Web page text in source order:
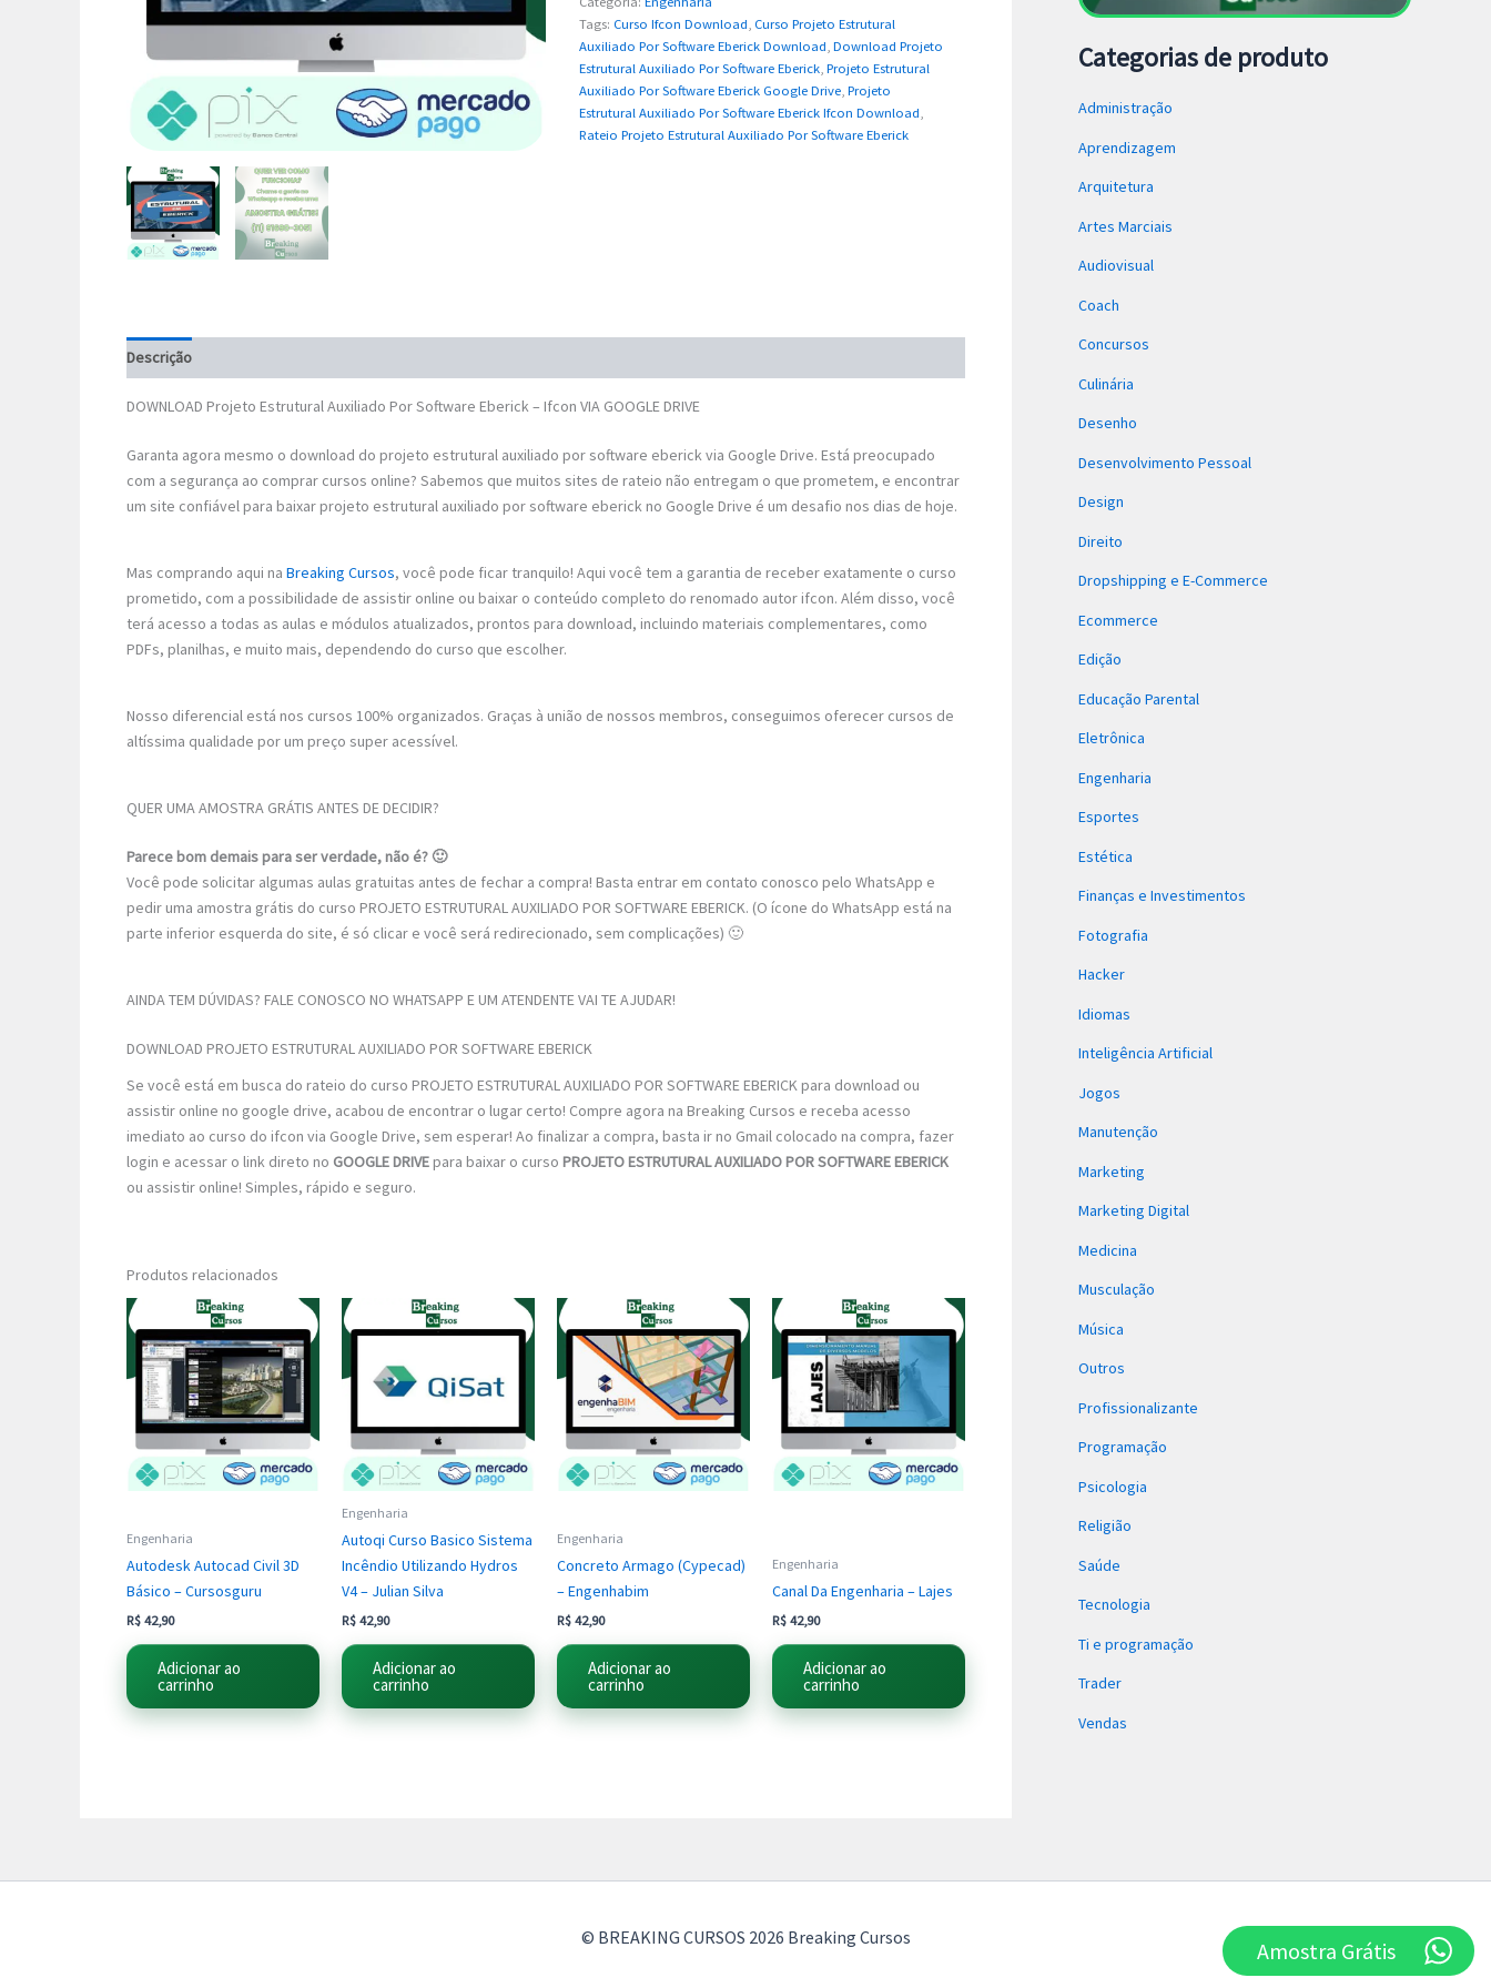
Tags: Curso Ifcon Download, Curso Projeto Estrutural
Auxiliado Por Software Eberick Download,Download Projeto
Estrutural Auxiliado Por Software Eberick,Projeto Estrutural
Auxiliado Por Software Eberick Google Drive,Projeto
Estrutural Auxiliado Por Software Eberick Ifcon Download,
Rateio Projeto Estrutural Auxiliado Por Software Eberick
Descrição
DOWNLOAD Projeto Estrutural Auxiliado Por Software Eberick – Ifcon VIA GOOGLE DRIVE
Garanta agora mesmo o download do projeto estrutural auxiliado por software eberick via Google Drive. Está preocupado
com a segurança ao comprar cursos online? Sabemos que muitos sites de rateio não entregam o que prometem, e encontrar
um site confiável para baixar projeto estrutural auxiliado por software eberick no Google Drive é um desafio nos dias de hoje.
Mas comprando aqui na Breaking Cursos, você pode ficar tranquilo! Aqui você tem a garantia de receber exatamente o curso
prometido, com a possibilidade de assistir online ou baixar o conteúdo completo do renomado autor ifcon. Além disso, você
terá acesso a todas as aulas e módulos atualizados, prontos para download, incluindo materiais complementares, como
PDFs, planilhas, e muito mais, dependendo do curso que escolher.
Nosso diferencial está nos cursos 100% organizados. Graças à união de nossos membros, conseguimos oferecer cursos de
altíssima qualidade por um preço super acessível.
QUER UMA AMOSTRA GRÁTIS ANTES DE DECIDIR?
Parece bom demais para ser verdade, não é? 🙂
Você pode solicitar algumas aulas gratuitas antes de fechar a compra! Basta entrar em contato conosco pelo WhatsApp e
pedir uma amostra grátis do curso PROJETO ESTRUTURAL AUXILIADO POR SOFTWARE EBERICK. (O ícone do WhatsApp está na
parte inferior esquerda do site, é só clicar e você será redirecionado, sem complicações) 🙂
AINDA TEM DÚVIDAS? FALE CONOSCO NO WHATSAPP E UM ATENDENTE VAI TE AJUDAR!
DOWNLOAD PROJETO ESTRUTURAL AUXILIADO POR SOFTWARE EBERICK
Se você está em busca do rateio do curso PROJETO ESTRUTURAL AUXILIADO POR SOFTWARE EBERICK para download ou
assistir online no google drive, acabou de encontrar o lugar certo! Compre agora na Breaking Cursos e receba acesso
imediato ao curso do ifcon via Google Drive, sem esperar! Ao finalizar a compra, basta ir no Gmail colocado na compra, fazer
login e acessar o link direto no GOOGLE DRIVEpara baixar o curso PROJETO ESTRUTURAL AUXILIADO POR SOFTWARE EBERICK
ou assistir online! Simples, rápido e seguro.
Produtos relacionados
Engenharia
Autodesk Autocad Civil 3D
Básico – Cursosguru
R$ 42,90
Adicionar ao
carrinho
Engenharia
Autoqi Curso Basico Sistema
Incêndio Utilizando Hydros
V4 – Julian Silva
R$ 42,90
Adicionar ao
carrinho
Engenharia
Concreto Armago (Cypecad)
– Engenhabim
R$ 42,90
Adicionar ao
carrinho
Engenharia
Canal Da Engenharia – Lajes
R$ 42,90
Adicionar ao
carrinho
Categorias de produto
Administração
Aprendizagem
Arquitetura
Artes Marciais
Audiovisual
Coach
Concursos
Culinária
Desenho
Desenvolvimento Pessoal
Design
Direito
Dropshipping e E-Commerce
Ecommerce
Edição
Educação Parental
Eletrônica
Engenharia
Esportes
Estética
Finanças e Investimentos
Fotografia
Hacker
Idiomas
Inteligência Artificial
Jogos
Manutenção
Marketing
Marketing Digital
Medicina
Musculação
Música
Outros
Profissionalizante
Programação
Psicologia
Religião
Saúde
Tecnologia
Ti e programação
Trader
Vendas
© BREAKING CURSOS 2026 Breaking Cursos Amostra Grátis